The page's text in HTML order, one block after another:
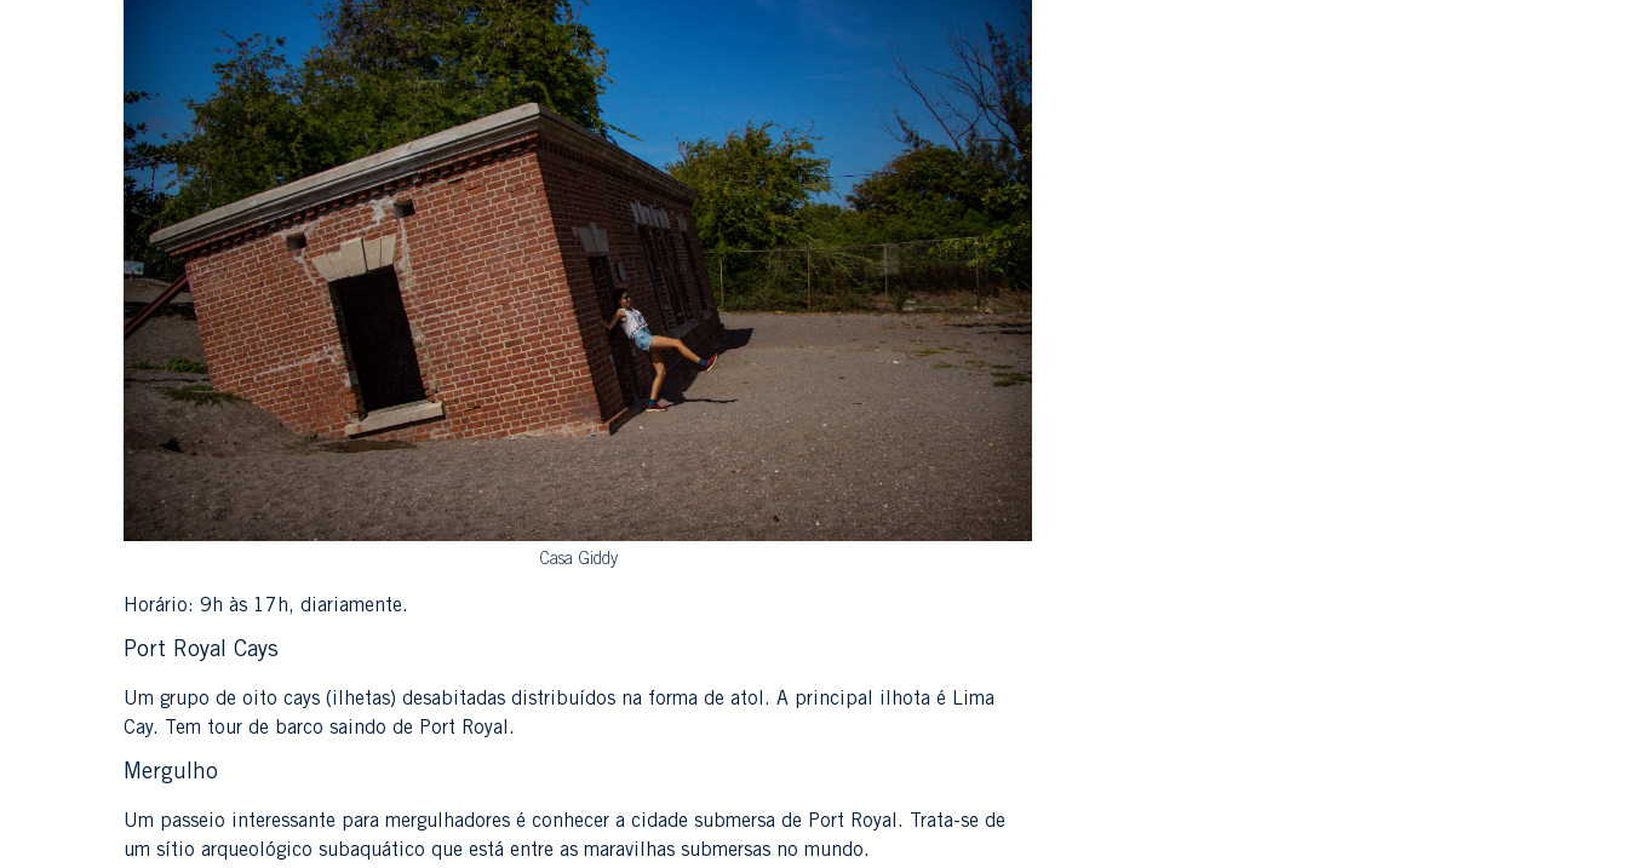
Casa Giddy
Horário: 9h às 17h, diariamente.
Port Royal Cays
Um grupo de oito cays (ilhetas) desabitadas distribuídos na forma de atol. A principal ilhota é Lima
Cay. Tem tour de barco saindo de Port Royal.
Mergulho
Um passeio interessante para mergulhadores é conhecer a cidade submersa de Port Royal. Trata-se de
um sítio arqueológico subaquático que está entre as maravilhas submersas no mundo.